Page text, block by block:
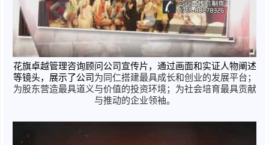
花旗卓越管理咨询顾问公司宣传片，通过画面和实证人物阐述
等镜头，展示了公司 为同仁搭建最具成长和创业的发展平台；
为股东营造最具道义与价值的投资环境；为社会培育最具贡献
与推动的企业领袖。